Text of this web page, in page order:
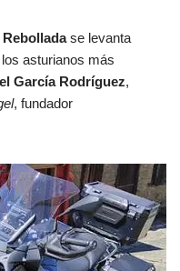
Rebolladase levanta
asturianos más
García Rodríguez,
, fundador